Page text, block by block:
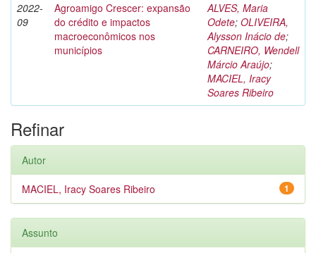
2022-
09
Agroamigo Crescer: expansão
do crédito e impactos
macroeconômicos nos
municípios
ALVES, Maria
Odete; OLIVEIRA,
Alysson Inácio de;
CARNEIRO, Wendell
Márcio Araújo;
MACIEL, Iracy
Soares Ribeiro
Refinar
Autor
1
MACIEL, Iracy Soares Ribeiro
Assunto